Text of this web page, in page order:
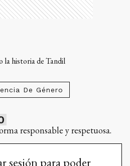
la historia de Tandil
De Género
responsable y respetuosa.
sesión para poder